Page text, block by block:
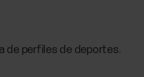
de perfiles de deportes.